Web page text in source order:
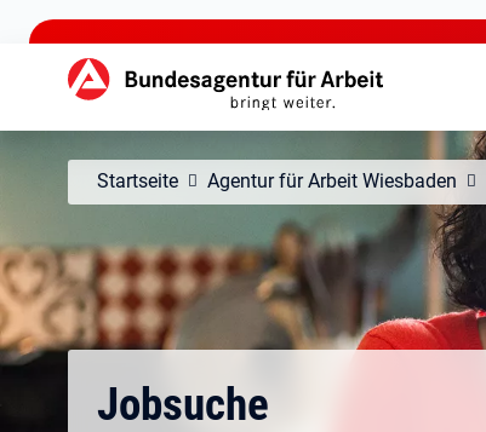
zu den Hauptinhalten springen
Hauptnavigation
Startseite Agentur für Arbeit Wiesbaden
Jobsuche